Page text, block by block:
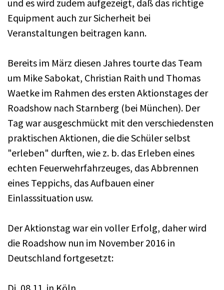
und es wird zudem aufgezeigt, daß das richtige
Equipment auch zur Sicherheit bei
Veranstaltungen beitragen kann.
Bereits im März diesen Jahres tourte das Team
um Mike Sabokat, Christian Raith und Thomas
Waetke im Rahmen des ersten Aktionstages der
Roadshow nach Starnberg (bei München). Der
Tag war ausgeschmückt mit den verschiedensten
praktischen Aktionen, die die Schüler selbst
"erleben" durften, wie z. b. das Erleben eines
echten Feuerwehrfahrzeuges, das Abbrennen
eines Teppichs, das Aufbauen einer
Einlasssituation usw.
Der Aktionstag war ein voller Erfolg, daher wird
die Roadshow nun im November 2016 in
Deutschland fortgesetzt: